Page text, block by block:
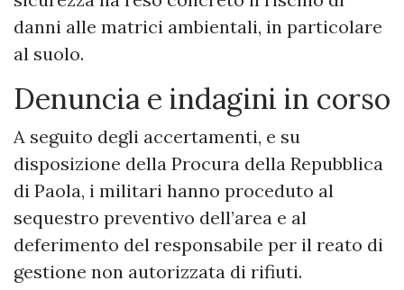
danni alle matrici ambientali, in particolare
al suolo.
Denuncia e indagini in corso
A seguito degli accertamenti, e su
disposizione della Procura della Repubblica
di Paola, i militari hanno proceduto al
sequestro preventivo dell’area e al
deferimento del responsabile per il reato di
gestione non autorizzata di rifiuti.